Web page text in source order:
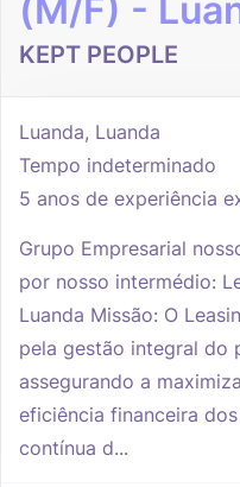
(M/F) -
KEPT PEOPLE
Luanda, Luanda
Tempo indeterminado
5 anos de experiência
Grupo Empresarial
por nosso intermédio:
Luanda Missão: O
pela gestão integral do
assegurando a
eficiência financeira
contínua d...